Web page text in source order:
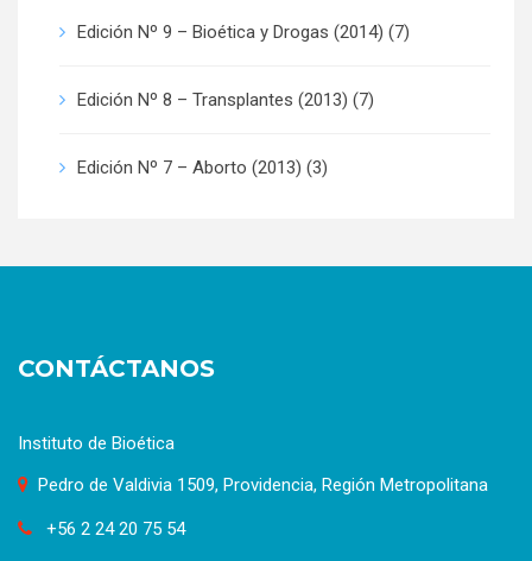
Edición Nº 9 – Bioética y Drogas (2014) (7)
Edición Nº 8 – Transplantes (2013) (7)
Edición Nº 7 – Aborto (2013) (3)
CONTÁCTANOS
Instituto de Bioética
Pedro de Valdivia 1509, Providencia, Región Metropolitana
+56 2 24 20 75 54